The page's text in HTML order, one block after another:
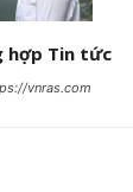
hợp Tin tức
vnras.com